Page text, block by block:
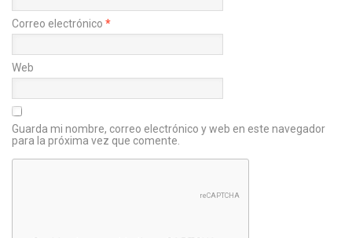
Correo electrónico *
Web
Guarda mi nombre, correo electrónico y web en este navegador
para la próxima vez que comente.